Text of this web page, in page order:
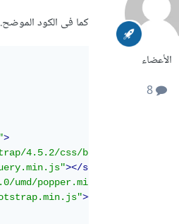
الأعضاء
8
كما فى الكود الموضح.
>
4.5.2/css/bootstrap.min.css"
></script>
popper.min.js"
></script>